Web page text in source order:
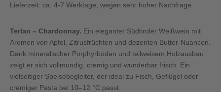
Lieferzeit: ca. 4-7 Werktage, wegen sehr hoher Nachfrage
Terlan – Chardonnay. Ein eleganter Südtiroler Weißwein mit
Aromen von Apfel, Zitrusfrüchten und dezenten Butter-Nuancen.
Dank mineralischer Porphyrböden und teilweisem Holzausbau
zeigt er sich vollmundig, cremig und wunderbar frisch. Ein
vielseitiger Speisebegleiter, der ideal zu Fisch, Geflügel oder
cremiger Pasta bei 10–12 °C passt.